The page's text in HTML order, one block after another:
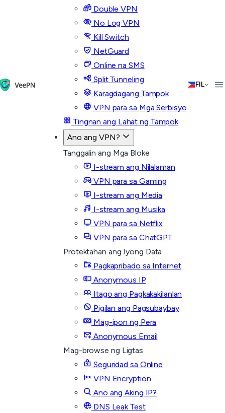
Double VPN
No Log VPN
Kill Switch
NetGuard
Online na SMS
Split Tunneling
Karagdagang Tampok
VPN para sa Mga Serbisyo
Tingnan ang Lahat ng Tampok
Ano ang VPN?
Tanggalin ang Mga Bloke
I-stream ang Nilalaman
VPN para sa Gaming
I-stream ang Media
I-stream ang Musika
VPN para sa Netflix
VPN para sa ChatGPT
Protektahan ang Iyong Data
Pagkapribado sa Internet
Anonymous IP
Itago ang Pagkakakilanlan
Pigilan ang Pagsubaybay
Mag-ipon ng Pera
Anonymous Email
Mag-browse ng Ligtas
Seguridad sa Online
VPN Encryption
Ano ang Aking IP?
DNS Leak Test
FIL